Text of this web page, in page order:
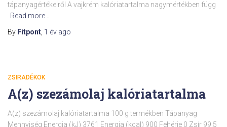
tápanyagértékeiről A vajkrém kalóriatartalma nagymértékben függ
Read more…
By Fitpont 1 év ago
ZSIRADÉKOK
A(z) szezámolaj kalóriatartalma
A(z) szezámolaj kalóriatartalma 100 g termékben Tápanyag
Mennyiség Energia (kJ) 3761 Energia (kcal) 900 Fehérje 0 Zsír 99,5